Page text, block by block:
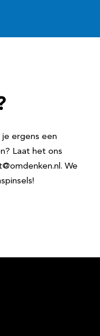
ergens een
Laat het ons
We